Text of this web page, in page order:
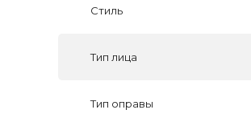
Стиль
Тип лица
Тип оправы